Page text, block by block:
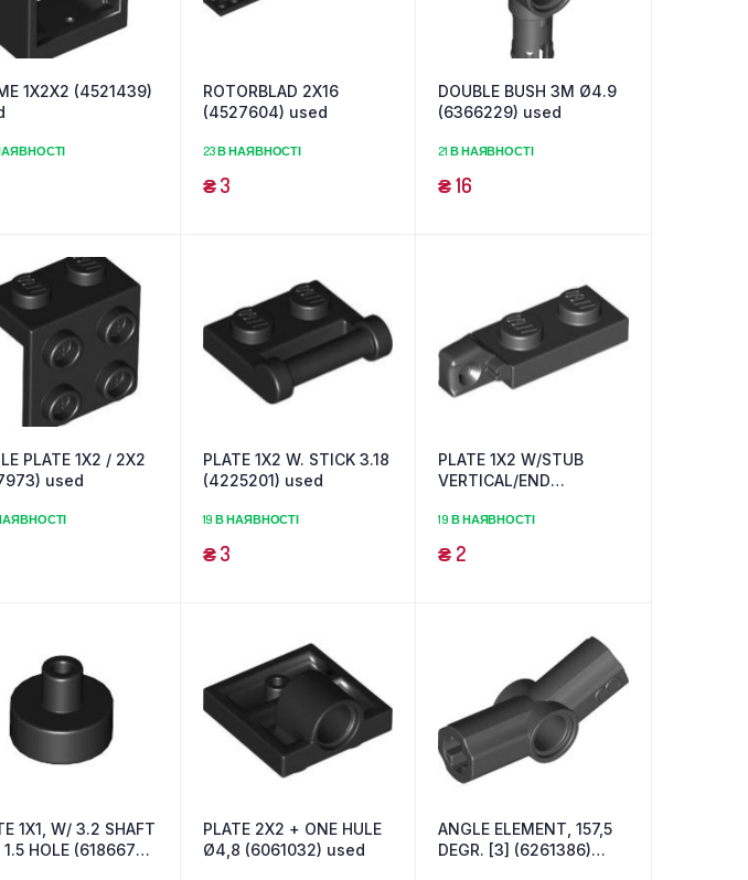
1X2X2 (4521439)
ROTORBLAD 2X16
(4527604) used
23 В НАЯВНОСТІ
₴3
DOUBLE BUSH 3M Ø4.9
(6366229) used
21 В НАЯВНОСТІ
₴16
PLATE 1X2 / 2X2
used
PLATE 1X2 W. STICK 3.18
(4225201) used
19 В НАЯВНОСТІ
₴3
PLATE 1X2 W/STUB
VERTICAL/END
19 В НАЯВНОСТІ
₴ 2
1X1, W/ 3.2 SHAFT
1.5 HOLE (6186675)
PLATE 2X2 + ONE HULE
Ø4,8 (6061032) used
ANGLE ELEMENT, 157,5
DEGR. [3] (6261386)